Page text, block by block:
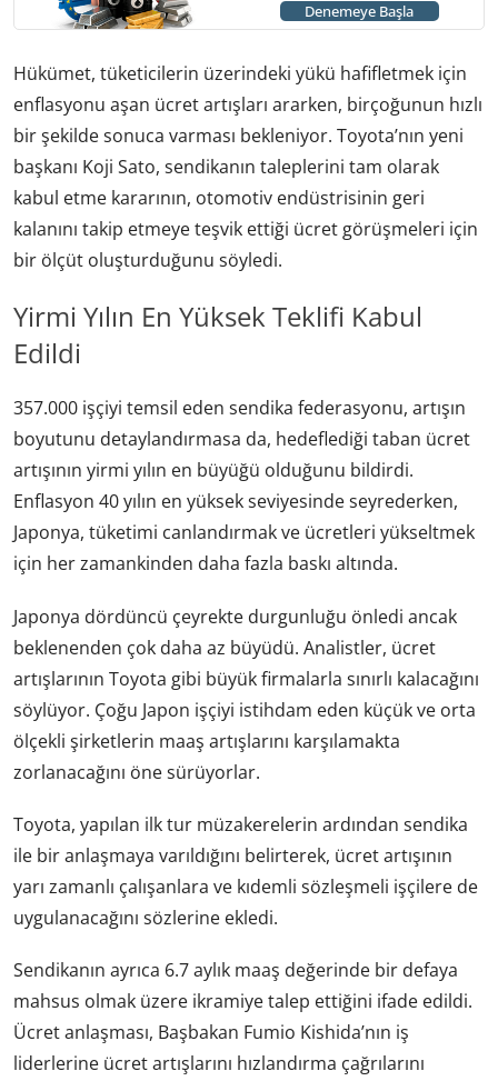
Denemeye Başla
Hükümet, tüketicilerin üzerindeki yükü hafifletmek için
enflasyonu aşan ücret artışları ararken, birçoğunun hızlı
bir şekilde sonuca varması bekleniyor. Toyota’nın yeni
başkanı Koji Sato, sendikanın taleplerini tam olarak
kabul etme kararının, otomotiv endüstrisinin geri
kalanını takip etmeye teşvik ettiği ücret görüşmeleri için
bir ölçüt oluşturduğunu söyledi.
Yirmi Yılın En Yüksek Teklifi Kabul
Edildi
357.000 işçiyi temsil eden sendika federasyonu, artışın
boyutunu detaylandırmasa da, hedeflediği taban ücret
artışının yirmi yılın en büyüğü olduğunu bildirdi.
Enflasyon 40 yılın en yüksek seviyesinde seyrederken,
Japonya, tüketimi canlandırmak ve ücretleri yükseltmek
için her zamankinden daha fazla baskı altında.
Japonya dördüncü çeyrekte durgunluğu önledi ancak
beklenenden çok daha az büyüdü. Analistler, ücret
artışlarının Toyota gibi büyük firmalarla sınırlı kalacağını
söylüyor. Çoğu Japon işçiyi istihdam eden küçük ve orta
ölçekli şirketlerin maaş artışlarını karşılamakta
zorlanacağını öne sürüyorlar.
Toyota, yapılan ilk tur müzakerelerin ardından sendika
ile bir anlaşmaya varıldığını belirterek, ücret artışının
yarı zamanlı çalışanlara ve kıdemli sözleşmeli işçilere de
uygulanacağını sözlerine ekledi.
Sendikanın ayrıca 6.7 aylık maaş değerinde bir defaya
mahsus olmak üzere ikramiye talep ettiğini ifade edildi.
Ücret anlaşması, Başbakan Fumio Kishida’nın iş
liderlerine ücret artışlarını hızlandırma çağrılarını